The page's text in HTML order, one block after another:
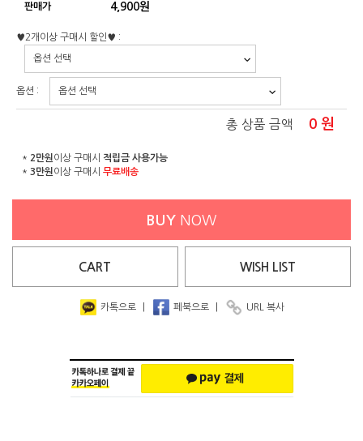
판매가 4,900원
♥2개이상 구매시 할인♥ :
옵션 :
총 상품 금액 0 원
* 2만원 이상 구매시 적립금 사용가능
* 3만원 이상 구매시 무료배송
BUY NOW
CART WISH LIST
카톡으로 페북으로 URL 복사